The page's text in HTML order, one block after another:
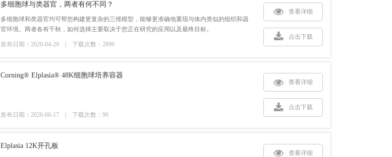
多细胞球与类器官，两者有何不同？
多细胞球和类器官均可帮您构建更复杂的三维模型，能够更准确地重现与体内类似的组织和器
官环境。两者各有千秋，如何选择主要取决于您正在研究的应用以及最终目标。
发布日期：2020-04-29 | 下载次数：2896
查看详细
点击下载
Corning® Elplasia® 48K细胞球培养容器
发布日期：2026-06-17 | 下载次数：96
查看详细
点击下载
Elplasia 12K开孔板
查看详细